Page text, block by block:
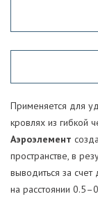
Применяется для
кровлях из гибкой
Аэроэлемент
пространстве, в
выводиться за
на расстоянии